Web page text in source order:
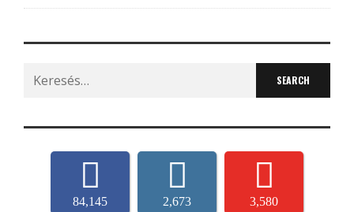
Search
for:
84,145 2,673 3,580